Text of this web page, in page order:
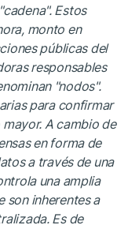
Estos
monto en
públicas del
responsables
"nodos".
para confirmar
A cambio de
en forma de
a través de una
una amplia
son inherentes a
Es de